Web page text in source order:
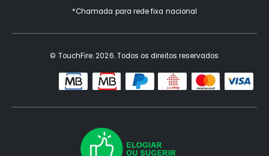
*Chamada para rede fixa nacional
© TouchFire. 2026. Todos os direitos reservados